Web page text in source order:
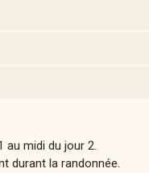
au midi du jour 2.
durant la randonnée.